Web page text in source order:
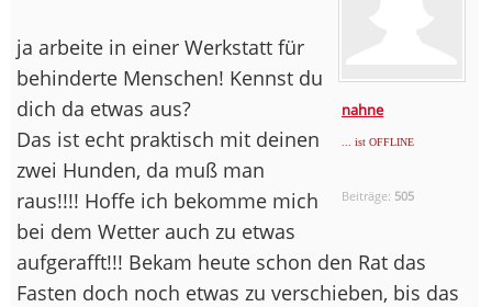
nahne
... ist OFFLINE
Beiträge: 505
ja arbeite in einer Werkstatt für
behinderte Menschen! Kennst du
dich da etwas aus?
Das ist echt praktisch mit deinen
zwei Hunden, da muß man
raus!!!! Hoffe ich bekomme mich
bei dem Wetter auch zu etwas
aufgerafft!!! Bekam heute schon den Rat das
Fasten doch noch etwas zu verschieben, bis das